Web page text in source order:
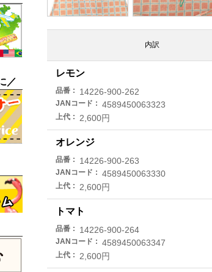
内訳
レモン
品番 14226-900-262
JANコード 4589450063323
上代 2,600円
オレンジ
品番 14226-900-263
JANコード 4589450063330
上代 2,600円
トマト
品番 14226-900-264
JANコード 4589450063347
上代 2,600円
／